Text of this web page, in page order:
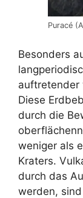
Puracé
Besonders
auftretender
Diese
durch die
weniger als
Kraters.
durch das
werden,